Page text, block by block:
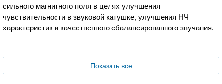
сильного магнитного поля в целях улучшения
чувствительности в звуковой катушке, улучшения НЧ
характеристик и качественного сбалансированного звучания.
Показать все